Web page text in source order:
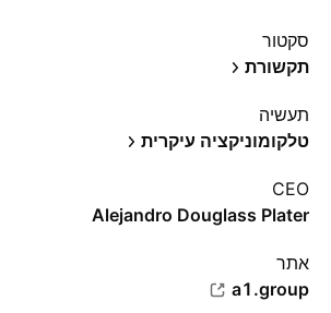
סקטור
תקשורת
תעשיה
טלקומוניקציה עיקרית
CEO
Alejandro Douglass Plater
אתר‏
a1.group